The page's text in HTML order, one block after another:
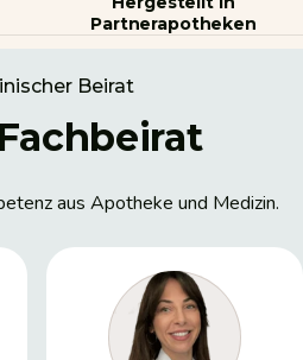
Partnerapotheken
Beirat
aus Apotheke und Medizin.